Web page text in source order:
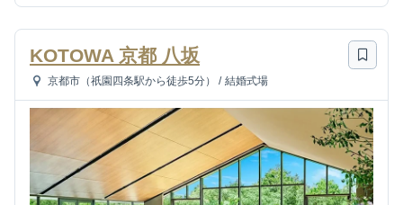
KOTOWA 京都 八坂
京都市（祇園四条駅から徒歩5分） / 結婚式場